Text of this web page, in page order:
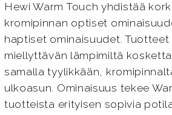
Hewi Warm Touch yhdistää
kromipinnan optiset
haptiset ominaisuudet.
miellyttävän lämpimiltä
samalla tyylikkään,
ulkoasun. Ominaisuus tekee
tuotteista erityisen sopivia